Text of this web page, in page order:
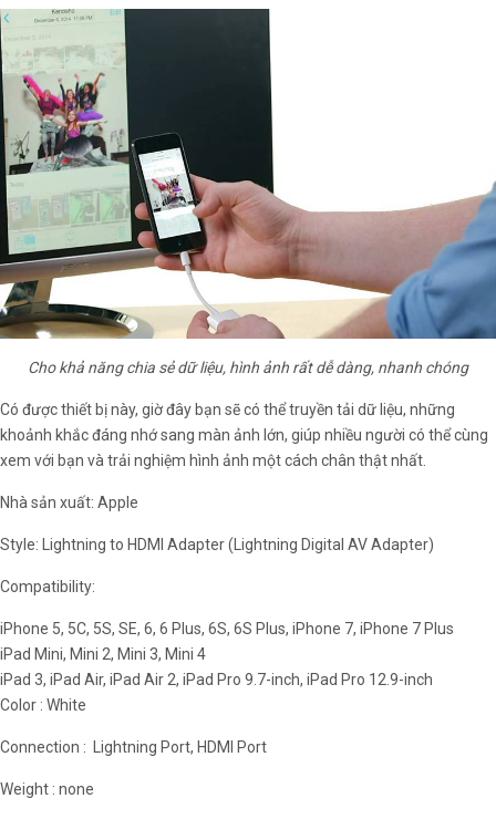
Cho khả năng chia sẻ dữ liệu, hình ảnh rất dễ dàng, nhanh chóng
Có được thiết bị này, giờ đây bạn sẽ có thể truyền tải dữ liệu, những
khoảnh khắc đáng nhớ sang màn ảnh lớn, giúp nhiều người có thể cùng
xem với bạn và trải nghiệm hình ảnh một cách chân thật nhất.
Nhà sản xuất: Apple
Style: Lightning to HDMI Adapter (Lightning Digital AV Adapter)
Compatibility:
iPhone 5, 5C, 5S, SE, 6, 6 Plus, 6S, 6S Plus, iPhone 7, iPhone 7 Plus
iPad Mini, Mini 2, Mini 3, Mini 4
iPad 3, iPad Air, iPad Air 2, iPad Pro 9.7-inch, iPad Pro 12.9-inch
Color : White
Connection : Lightning Port, HDMI Port
Weight : none